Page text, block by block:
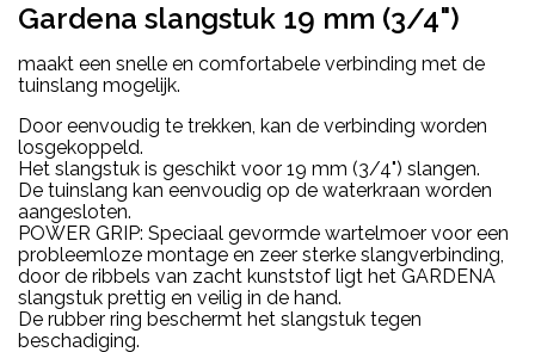
Gardena slangstuk 19 mm (3/4")
maakt een snelle en comfortabele verbinding met de
tuinslang mogelijk.
Door eenvoudig te trekken, kan de verbinding worden
losgekoppeld.
Het slangstuk is geschikt voor 19 mm (3/4") slangen.
De tuinslang kan eenvoudig op de waterkraan worden
aangesloten.
POWER GRIP: Speciaal gevormde wartelmoer voor een
probleemloze montage en zeer sterke slangverbinding,
door de ribbels van zacht kunststof ligt het GARDENA
slangstuk prettig en veilig in de hand.
De rubber ring beschermt het slangstuk tegen
beschadiging.